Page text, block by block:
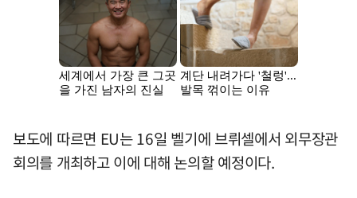
보도에 따르면 EU는 16일 벨기에 브뤼셀에서 외무장관
회의를 개최하고 이에 대해 논의할 예정이다.